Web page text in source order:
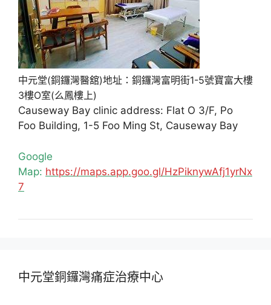
中元堂(銅鑼灣醫舘)地址：銅鑼灣富明街1-5號寶富大樓
3樓O室(么鳳樓上)
Causeway Bay clinic address: Flat O 3/F, Po
Foo Building, 1-5 Foo Ming St, Causeway Bay
Google
Map: https://maps.app.goo.gl/HzPiknywAfj1yrNx
7
中元堂銅鑼灣痛症治療中心